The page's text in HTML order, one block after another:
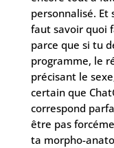
personnalisé. Et
faut savoir quoi
parce que si tu
programme, le
précisant le
certain que
correspond
être pas
ta morpho-